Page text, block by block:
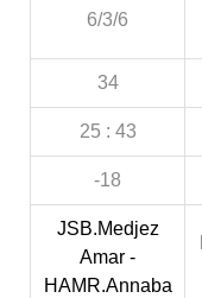
6/3/6
34
25 : 43
-18
JSB.Medjez
Amar -
HAMR.Annaba